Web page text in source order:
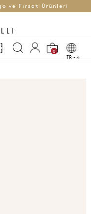
ve Fırsat Ürünleri
0
TR - t